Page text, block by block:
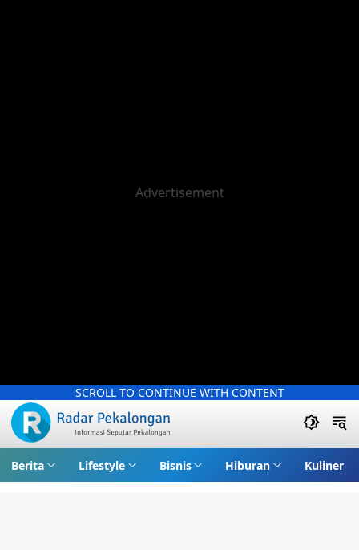
SCROLL TO CONTINUE WITH CONTENT
Berita Lifestyle Bisnis Hiburan Kuliner